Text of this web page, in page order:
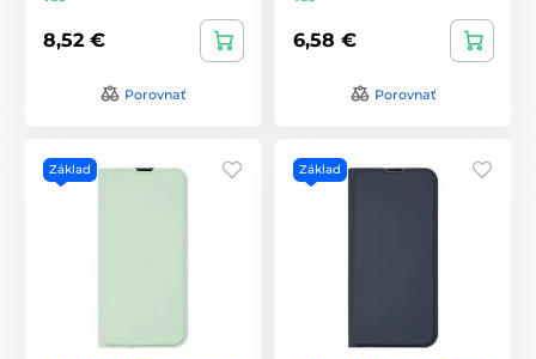
8,52 €
Porovnať
6,58 €
Porovnať
Základ Základ